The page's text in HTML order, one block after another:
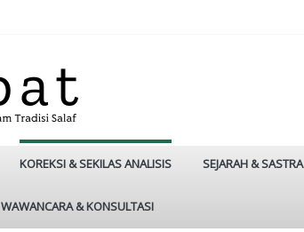
KOREKSI & SEKILAS ANALISIS SEJARAH & SASTRA
WAWANCARA & KONSULTASI